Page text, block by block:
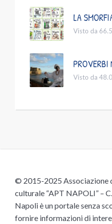
LA
Visto da
PROVERBI
Visto da
© 2015-2025 Associazione
culturale “APT NAPOLI” –
Napoli è un portale senza
fornire informazioni di